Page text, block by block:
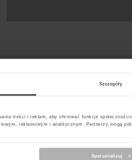
Szczegóły
treści i reklam, aby oferować funkcje
reklamowym i analitycznym. Partnerzy mogą
Spersonalizuj
kuriera